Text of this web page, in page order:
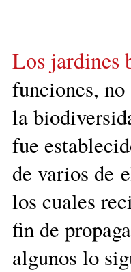
Los jardines
funciones, no
la
fue
de varios de
los cuales
fin de
algunos lo